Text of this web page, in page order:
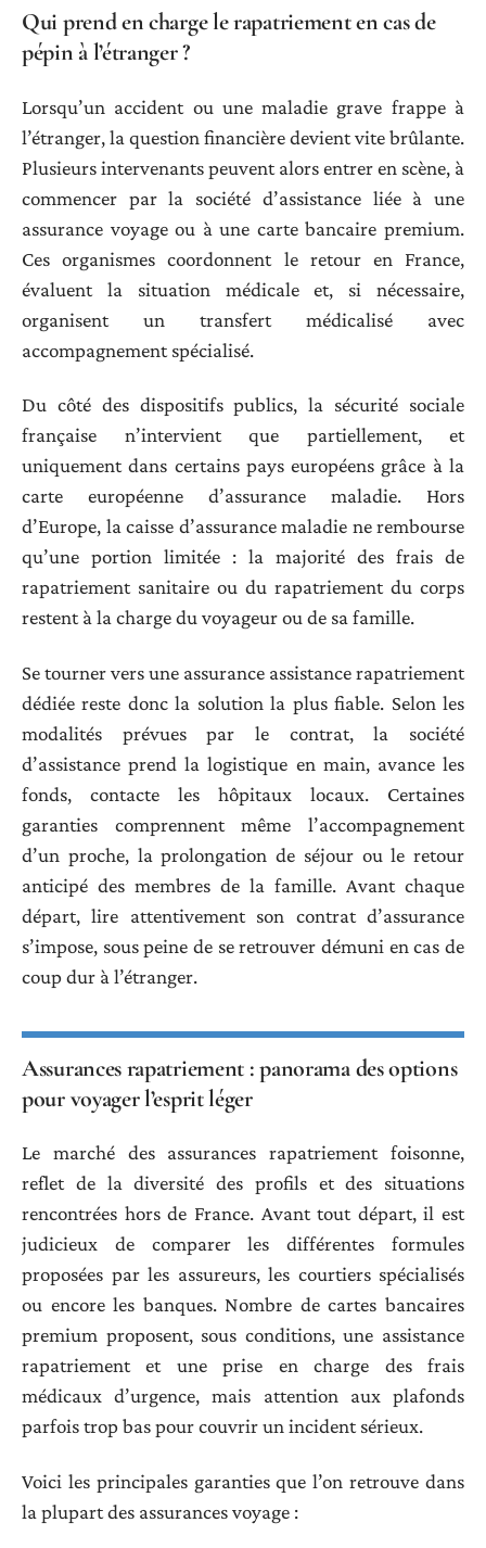
Qui prend en charge le rapatriement en cas de
pépin à l’étranger ?
Lorsqu’un accident ou une maladie grave frappe à
l’étranger, la question financière devient vite brûlante.
Plusieurs intervenants peuvent alors entrer en scène, à
commencer par la société d’assistance liée à une
assurance voyage ou à une carte bancaire premium.
Ces organismes coordonnent le retour en France,
évaluent la situation médicale et, si nécessaire,
organisent un transfert médicalisé avec
accompagnement spécialisé.
Du côté des dispositifs publics, la sécurité sociale
française n’intervient que partiellement, et
uniquement dans certains pays européens grâce à la
carte européenne d’assurance maladie. Hors
d’Europe, la caisse d’assurance maladie ne rembourse
qu’une portion limitée : la majorité des frais de
rapatriement sanitaire ou du rapatriement du corps
restent à la charge du voyageur ou de sa famille.
Se tourner vers une assurance assistance rapatriement
dédiée reste donc la solution la plus fiable. Selon les
modalités prévues par le contrat, la société
d’assistance prend la logistique en main, avance les
fonds, contacte les hôpitaux locaux. Certaines
garanties comprennent même l’accompagnement
d’un proche, la prolongation de séjour ou le retour
anticipé des membres de la famille. Avant chaque
départ, lire attentivement son contrat d’assurance
s’impose, sous peine de se retrouver démuni en cas de
coup dur à l’étranger.
Assurances rapatriement : panorama des options
pour voyager l’esprit léger
Le marché des assurances rapatriement foisonne,
reflet de la diversité des profils et des situations
rencontrées hors de France. Avant tout départ, il est
judicieux de comparer les différentes formules
proposées par les assureurs, les courtiers spécialisés
ou encore les banques. Nombre de cartes bancaires
premium proposent, sous conditions, une assistance
rapatriement et une prise en charge des frais
médicaux d’urgence, mais attention aux plafonds
parfois trop bas pour couvrir un incident sérieux.
Voici les principales garanties que l’on retrouve dans
la plupart des assurances voyage :